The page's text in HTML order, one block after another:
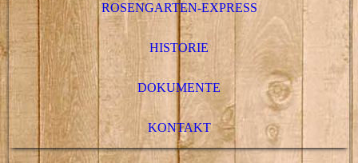
ROSENGARTEN-EXPRESS
HISTORIE
DOKUMENTE
KONTAKT